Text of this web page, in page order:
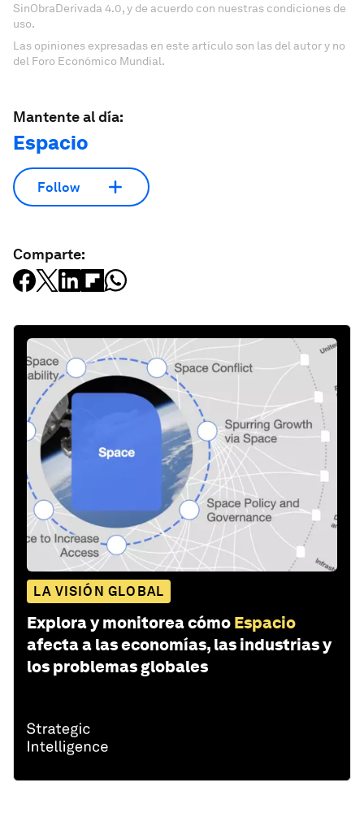
SinObraDerivada 4.0, y de acuerdo con nuestras condiciones de
uso.
Las opiniones expresadas en este artículo son las del autor y no
del Foro Económico Mundial.
Mantente al día:
Espacio
Follow
Comparte:
LA VISIÓN GLOBAL
Explora y monitorea cómo Espacio
afecta a las economías, las industrias y
los problemas globales